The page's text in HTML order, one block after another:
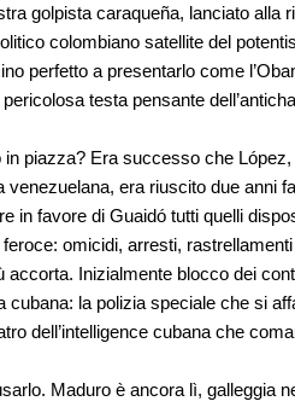
golpista caraqueña, lanciato alla
colombiano satellite del
perfetto a presentarlo come
testa pensante
piazza? Era successo che López,
era riuscito due anni
in favore di Guaidó tutti quelli
omicidi, arresti,
Inizialmente blocco dei
cubana: la polizia speciale che si
dell’intelligence cubana che
Maduro è ancora lì, galleggia